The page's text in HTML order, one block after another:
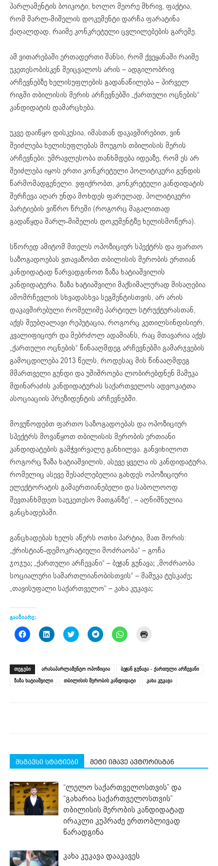
პარლამენტის ბოიკოტი, ხოლო მეორე მხრივ, ფაქტია,
რომ შარლ-მიშელის დოკუმენტი დარჩა ფარატინა
ქაღალდად, რაიმე კონკრეტული ცვლილებების გარეშე.
ამ ვითარებაში ერთადერთი შანსი, რომ ქვეყანაში რაიმე
უკეთესობისკენ შეიცვალოს არის – ადგილობრივ
არჩევნებზე ხელისუფლების გადანაწილება – პირველ
რიგში თბილისის მერის არჩევნებში „ქართული ოცნების“
კანდიდატის დამარცხება.
უკვე დაიწყო დისკუსია, იმასთან დაკავშირებით, ვინ
შეიძლება ხელისუფლებას მოუგოს თბილისის მერის
არჩევნები: უმრავლესობა თანხმდება იდეაზე, რომ ეს არ
შეიძლება იყოს ერთი კონკრეტული პოლიტიკური გუნდის
წარმომადგენელი. ვფიქრობთ, კონკრეტული კანდიდატის
შერჩევა აღარ უნდა მოხდეს ფარულად, პოლიტიკური
პარტიების ვიწრო წრეში (როგორც მაგალითად
გადაწყდაშარლ-მიშელის დოკუმენტზე ხელისმოწერა).
სწორედ ამიტომ მთელს ოპოზიციურ სპექტრს და ფართო
საზოგადოებას ვთავაზობთ თბილისის მერობის ერთიან
კანდიდატად წარვადგინოთ ზაზა ხატიაშვილის
კანდიდატურა. ზაზა ხატიაშვილი მაქსიმალურად მისაღებია
ამომრჩევლის სხვადასხვა სეგმენტისთვის, არ არის
დაკავშირებული რომელიმე პარტიულ სტრუქტურასთან,
აქვს შეუბღალავი რეპუტაცია, როგორც კეთილსინდისიერ,
კვალიფიციურ და მებრძოლ ადამიანს, რაც მთავარია აქვს
„ქართული ოცნების“ წინააღმდეგ არჩევნებში გამარჯვების
გამოცდილება 2013 წელს, როდესაც მის წინააღმდეგ
მმართველი გუნდი და უშიშროება ლობირებდნენ მამუკა
მდინარაძის კანდიდატურას საქართველოს ადვოკატთა
ასოციაციის პრეზიდენტის არჩევნებში.
მოვუწოდებთ ფართო საზოგადოებას და ოპოზიციურ
სპექტრს მოვაწყოთ თბილისის მერობის ერთიანი
კანდიდატების გამჭვირვალე განხილვა. განვიხილოთ
როგორც ზაზა ხატიაშვილის, ასევე ყველა ის კანდიდატურა,
რომელიც ასევე შესაძლებელია გახდეს ოპოზიციური
ელექტორატის გამაერთიანებელი და საბოლოოდ
შევთანხმდეთ საუკეთესო მათგანზე“, – აღნიშნულია
განცხადებაში.
განცხადებას ხელს აწერს ოთხი პარტია, მათ შორის:
„ქრისტიან-დემოკრატიული მოძრაობა“ – გოჩა
ჯოჯუა; „ქართული არჩევანი“ – ბეჟან გუნავა; „მოძრაობა
სოციალური სამართლიანობისთვის“ – მამუკატუსკაძე;
„თავისუფალი საქართველო“ – კახა კუკავა;
გააზიარე:
Click
to
(Opens
in
new
window)
Click
to
(Opens
in
new
window)
Click
to
(Opens
in
new
window)
Click
to
(Opens
in
new
window)
Click
to
(Opens
in
new
window)
new
window)
ᲗᲔᲒᲔᲑᲘ არასაპარლამენტო ოპოზიცია
ბეჟან გუნავა - ქართული არჩევანი
ზაზა ხატიაშვილი
თბილისის მერობის კანდიდატი კახა კუკავა
მსგავსი სტატიები მეტი იმავე ავტორისგან
“ლელო საქართველოსთვის” და
“გახარია საქართველოსთვის”
თბილისის მერობის კანდიდატად
ირაკლი კუპრაძე ერთობლივად
წარადგინა
კახა კუკავა დააკავეს